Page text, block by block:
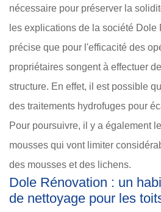
nécessaire pour préserver la
les explications de la société
précise que pour l'efficacité des
propriétaires songent à effectuer
structure. En effet, il est possible
des traitements hydrofuges pour
Pour poursuivre, il y a également
mousses qui vont limiter
des mousses et des lichens.
Dole Rénovation : un
de nettoyage pour les